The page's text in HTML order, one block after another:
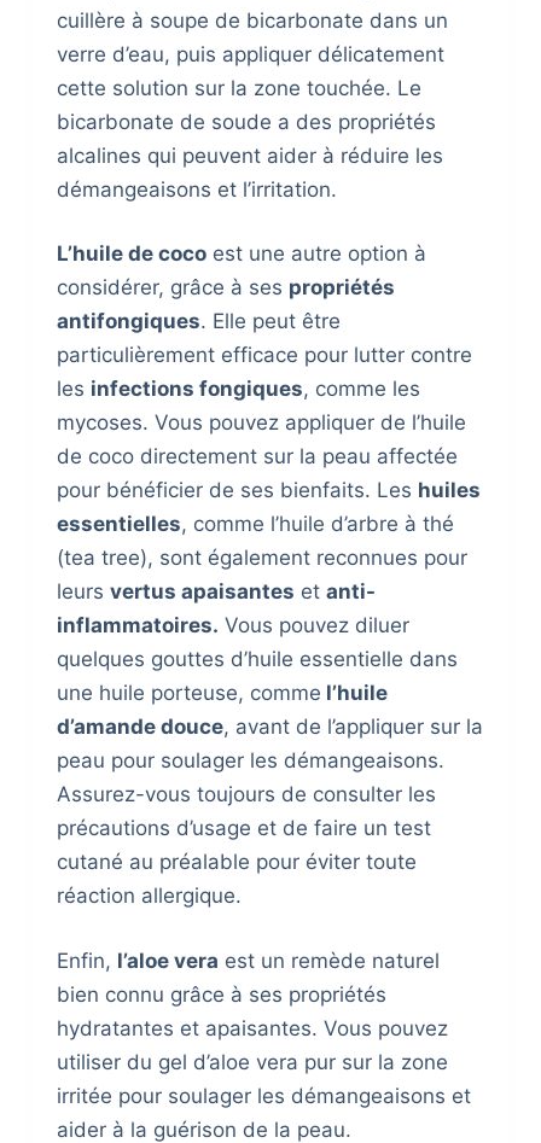
cuillère à soupe de bicarbonate dans un
verre d’eau, puis appliquer délicatement
cette solution sur la zone touchée. Le
bicarbonate de soude a des propriétés
alcalines qui peuvent aider à réduire les
démangeaisons et l’irritation.
L’huile de cocoest une autre option à
considérer, grâce à ses propriétés
antifongiques. Elle peut être
particulièrement efficace pour lutter contre
les infections fongiques, comme les
mycoses. Vous pouvez appliquer de l’huile
de coco directement sur la peau affectée
pour bénéficier de ses bienfaits. Les huiles
essentielles, comme l’huile d’arbre à thé
(tea tree), sont également reconnues pour
leurs vertus apaisantes et anti-
inflammatoires. Vous pouvez diluer
quelques gouttes d’huile essentielle dans
une huile porteuse, comme l’huile
d’amande douce, avant de l’appliquer sur la
peau pour soulager les démangeaisons.
Assurez-vous toujours de consulter les
précautions d’usage et de faire un test
cutané au préalable pour éviter toute
réaction allergique.
Enfin, l’aloe vera est un remède naturel
bien connu grâce à ses propriétés
hydratantes et apaisantes. Vous pouvez
utiliser du gel d’aloe vera pur sur la zone
irritée pour soulager les démangeaisons et
aider à la guérison de la peau.